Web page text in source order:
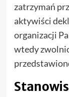
zatrzymań
aktywiści
organizacji
wtedy